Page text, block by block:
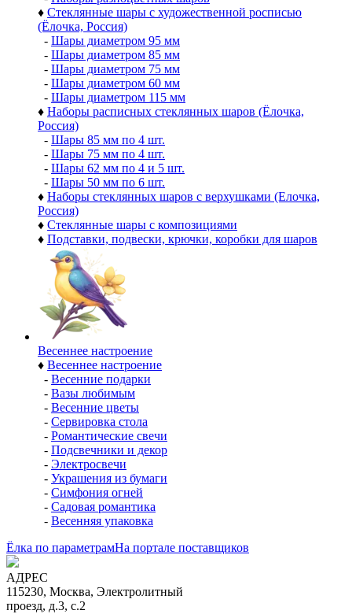
♦ Стеклянные шары с художественной росписью
(Ёлочка, Россия)
- Шары диаметром 95 мм
- Шары диаметром 85 мм
- Шары диаметром 75 мм
- Шары диаметром 60 мм
- Шары диаметром 115 мм
♦ Наборы расписных стеклянных шаров (Ёлочка,
Россия)
- Шары 85 мм по 4 шт.
- Шары 75 мм по 4 шт.
- Шары 62 мм по 4 и 5 шт.
- Шары 50 мм по 6 шт.
♦ Наборы стеклянных шаров с верхушками (Елочка,
Россия)
♦ Стеклянные шары с композициями
♦ Подставки, подвески, крючки, коробки для шаров
Весеннее настроение
♦ Весеннее настроение
- Весенние подарки
- Вазы любимым
- Весенние цветы
- Сервировка стола
- Романтические свечи
- Подсвечники и декор
- Электросвечи
- Украшения из бумаги
- Симфония огней
- Садовая романтика
- Весенняя упаковка
Ёлка по параметрамНа портале поставщиков
АДРЕС
115230, Москва, Электролитный
проезд, д.3, с.2